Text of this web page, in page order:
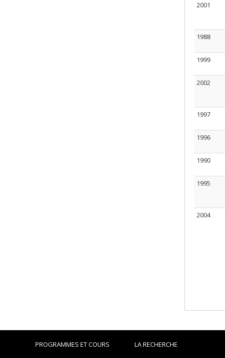
2001
1988
1999
2002
1997
1996
1990
1995
2004
PROGRAMMES ET COURS LA RECHERCHE